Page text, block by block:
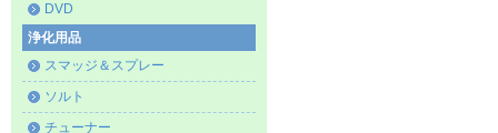
DVD
浄化用品
スマッジ＆スプレー
ソルト
チューナー